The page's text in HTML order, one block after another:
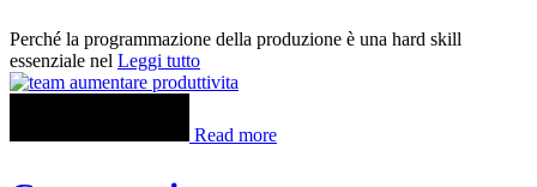
Perché la programmazione della produzione è una hard skill
essenziale nel Leggi tutto
Read more